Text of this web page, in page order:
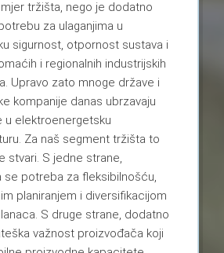
tržišta, nego je dodatno
za ulaganjima u
sigurnost, otpornost sustava i
i regionalnih industrijskih
Upravo zato mnoge države i
kompanije danas ubrzavaju
u elektroenergetsku
Za naš segment tržišta to
stvari. S jedne strane,
se potreba za fleksibilnošću,
planiranjem i diversifikacijom
S druge strane, dodatno
važnost proizvođača koji